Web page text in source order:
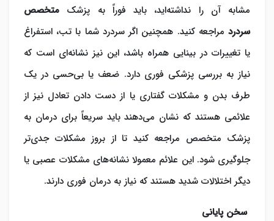
مشابه آن را نداشته‌اید، باید فوراً به پزشک متخصص
سردرد مراجعه کنید. همچنین اگر سردرد شما با تب، استفراغ
یا تغییرات در بینایی همراه باشد، این نیز نشانه‌ای است که
نیاز به بررسی پزشکی فوری دارد. ضعف یا بی‌حسی در یک
طرف بدن و مشکلات گفتاری یا از دست دادن تعادل نیز از
علائمی هستند که نشان می‌دهند باید سریعاً برای درمان به
پزشک متخصص مراجعه کنید تا از بروز مشکلات جدی‌تر
جلوگیری شود. این علائم معمولا نشانه‌های مشکلات عصبی یا
دیگر اختلالات شدید هستند که نیاز به درمان فوری دارند.
سخن پایانی